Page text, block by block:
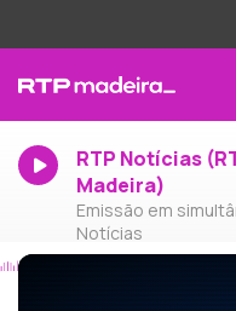
RTP Notícias
Madeira)
Emissão em
Notícias